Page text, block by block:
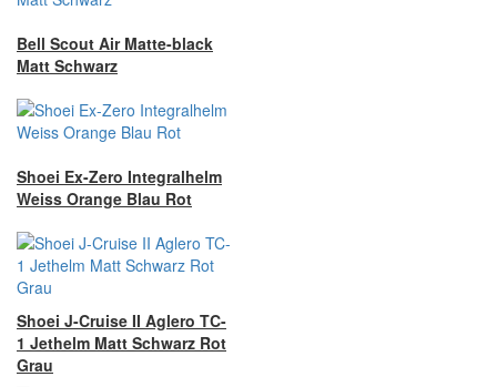
Bell Scout Air Matte-black
Matt Schwarz
Shoei Ex-Zero Integralhelm
Weiss Orange Blau Rot
Shoei J-Cruise II Aglero TC-
1 Jethelm Matt Schwarz Rot
Grau